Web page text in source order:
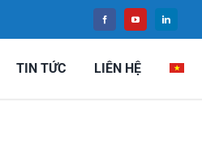
TIN TỨC LIÊN HỆ